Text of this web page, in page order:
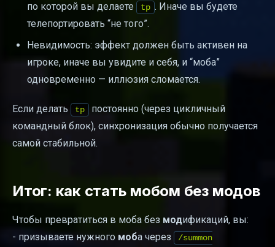
по которой вы делаете
tp . Иначе вы будете
телепортировать “не того”.
Невидимость: эффект должен быть активен на
игроке, иначе вы увидите и себя, и “моба”
одновременно — иллюзия сломается.
Если делать tp
постоянно (через цикличный
командный блок), синхронизация обычно получается
самой стабильной.
Итог: как стать мобом без модов
Чтобы превратиться в моба без модификаций, вы:
- призываете нужного моба через
/summon